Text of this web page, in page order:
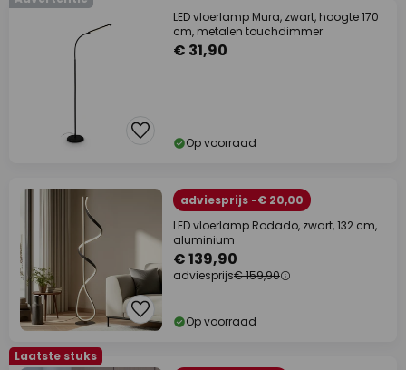
LED vloerlamp Mura, zwart, hoogte 170
cm, metalen touchdimmer
€ 31,90
Op voorraad
adviesprijs -€ 20,00
LED vloerlamp Rodado, zwart, 132 cm,
aluminium
€ 139,90
adviesprijs€ 159,90
Op voorraad
Laatste stuks